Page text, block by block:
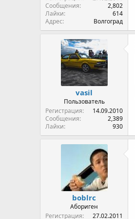
Сообщения
2,802
Лайки
614
Адрес
Волгоград
vasil
Пользователь
Регистрация
14.09.2010
Сообщения
2,389
Лайки
930
boblrc
Абориген
Регистрация
27.02.2011